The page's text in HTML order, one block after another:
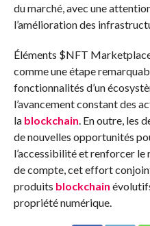
du marché, avec une
l’amélioration des
Éléments $NFT
comme une étape
fonctionnalités d’un
l’avancement constant des
la blockchain. En outre, les
de nouvelles opportunités
l’accessibilité et renforcer le
de compte, cet effort
produits blockchain
propriété numérique.